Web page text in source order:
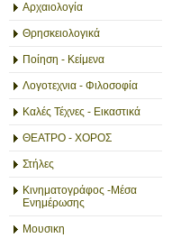
Αρχαιολογία
Θρησκειολογικά
Ποίηση - Κείμενα
Λογοτεχνια - Φιλοσοφία
Καλές Τέχνες - Εικαστικά
ΘΕΑΤΡΟ - ΧΟΡΟΣ
Στήλες
Κινηματογράφος -Μέσα
Ενημέρωσης
Μουσικη